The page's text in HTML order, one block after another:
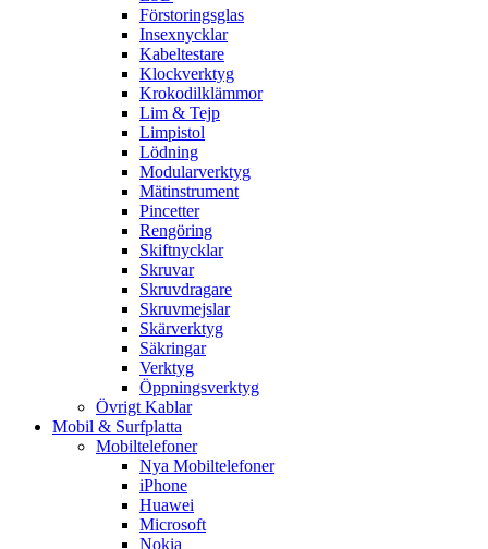
Förstoringsglas
Insexnycklar
Kabeltestare
Klockverktyg
Krokodilklämmor
Lim & Tejp
Limpistol
Lödning
Modularverktyg
Mätinstrument
Pincetter
Rengöring
Skiftnycklar
Skruvar
Skruvdragare
Skruvmejslar
Skärverktyg
Säkringar
Verktyg
Öppningsverktyg
Övrigt Kablar
Mobil & Surfplatta
Mobiltelefoner
Nya Mobiltelefoner
iPhone
Huawei
Microsoft
Nokia